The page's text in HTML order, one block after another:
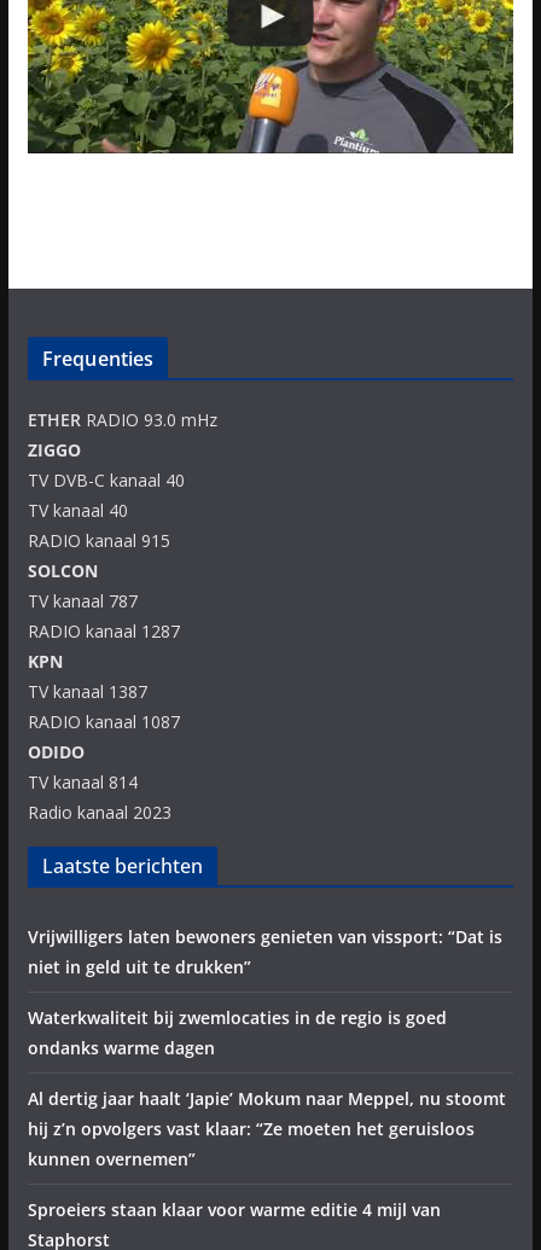
Frequenties
ETHERRADIO 93.0 mHz
ZIGGO
TV DVB-C kanaal 40
TV kanaal 40
RADIO kanaal 915
SOLCON
TV kanaal 787
RADIO kanaal 1287
KPN
TV kanaal 1387
RADIO kanaal 1087
ODIDO
TV kanaal 814
Radio kanaal 2023
Laatste berichten
Vrijwilligers laten bewoners genieten van vissport: “Dat is
niet in geld uit te drukken”
Waterkwaliteit bij zwemlocaties in de regio is goed
ondanks warme dagen
Al dertig jaar haalt ‘Japie’ Mokum naar Meppel, nu stoomt
hij z’n opvolgers vast klaar: “Ze moeten het geruisloos
kunnen overnemen”
Sproeiers staan klaar voor warme editie 4 mijl van
Staphorst